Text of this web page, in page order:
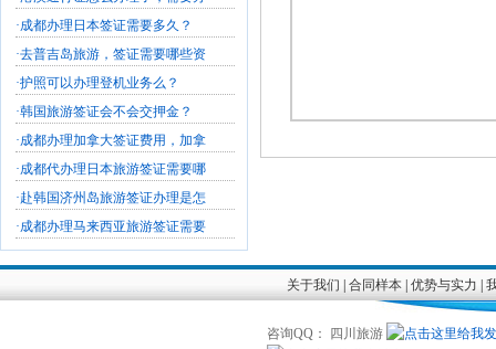
·成都办理日本签证需要多久？
·去普吉岛旅游，签证需要哪些资
·护照可以办理登机业务么？
·韩国旅游签证会不会交押金？
·成都办理加拿大签证费用，加拿
·成都代办理日本旅游签证需要哪
·赴韩国济州岛旅游签证办理是怎
·成都办理马来西亚旅游签证需要
关于我们 合同样本| 优势与实力
咨询QQ： 四川旅游